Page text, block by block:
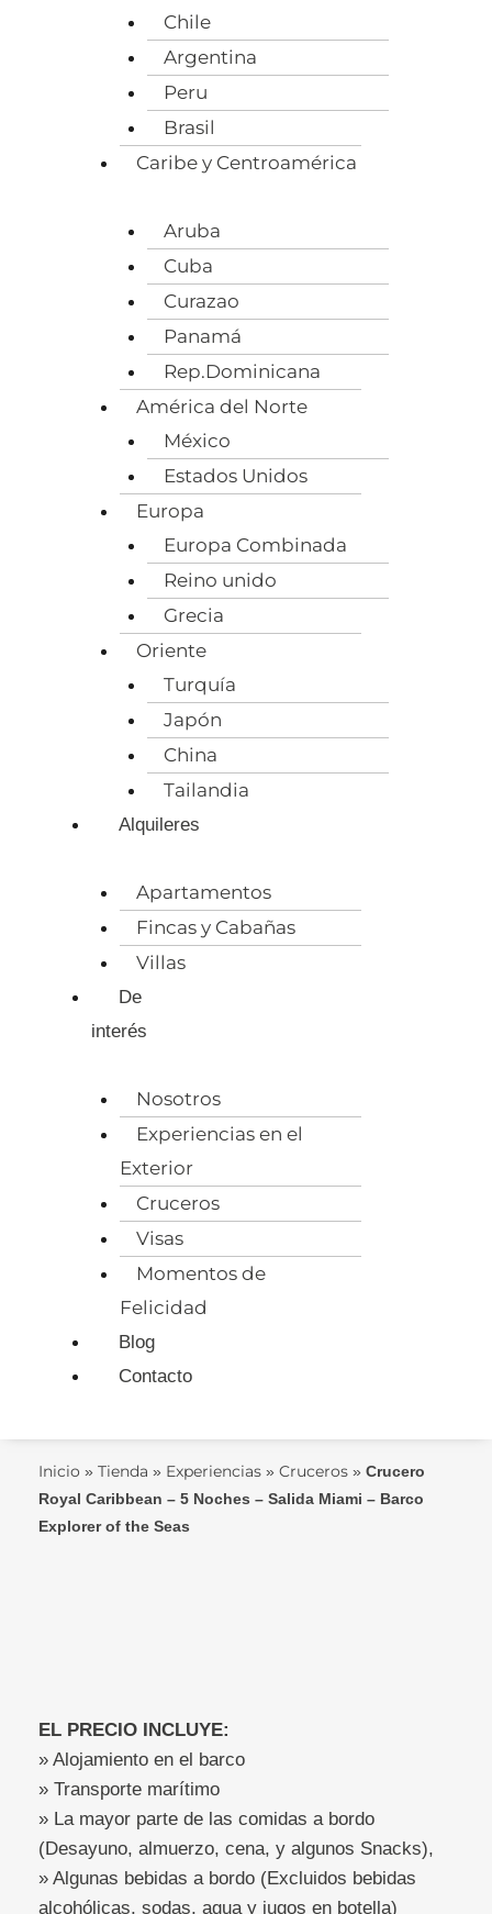
Chile
Argentina
Peru
Brasil
Caribe y Centroamérica
Aruba
Cuba
Curazao
Panamá
Rep.Dominicana
América del Norte
México
Estados Unidos
Europa
Europa Combinada
Reino unido
Grecia
Oriente
Turquía
Japón
China
Tailandia
Alquileres
Apartamentos
Fincas y Cabañas
Villas
De
interés
Nosotros
Experiencias en el
Exterior
Cruceros
Visas
Momentos de
Felicidad
Blog
Contacto
Inicio » Tienda » Experiencias » Cruceros » Crucero
Royal Caribbean – 5 Noches – Salida Miami – Barco
Explorer of the Seas
EL PRECIO INCLUYE:
» Alojamiento en el barco
» Transporte marítimo
» La mayor parte de las comidas a bordo
(Desayuno, almuerzo, cena, y algunos Snacks),
» Algunas bebidas a bordo (Excluidos bebidas
alcohólicas, sodas, agua y jugos en botella)